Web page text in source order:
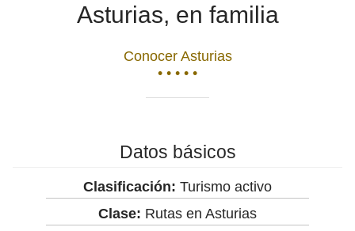
Asturias, en familia
Conocer Asturias
• • • • •
Datos básicos
Clasificación: Turismo activo
Clase: Rutas en Asturias